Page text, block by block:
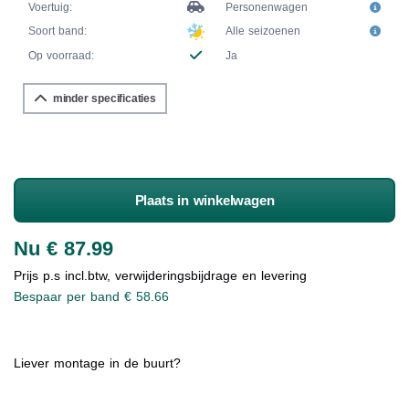
Voertuig:
Personenwagen
Soort band:
Alle seizoenen
Op voorraad:
Ja
minder specificaties
Plaats in winkelwagen
Nu € 87.99
Prijs p.s incl.btw, verwijderingsbijdrage en levering
Bespaar per band € 58.66
Liever montage in de buurt?